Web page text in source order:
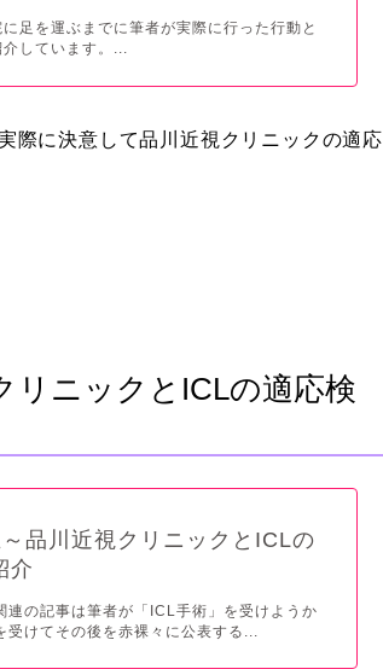
足を運ぶまでに筆者が実際に行った行動と
しています。...
際に決意して品川近視クリニックの適応
ニックとICLの適応検
品川近視クリニックとICLの
介
連の記事は筆者が「ICL手術」を受けようか
受けてその後を赤裸々に公表する...